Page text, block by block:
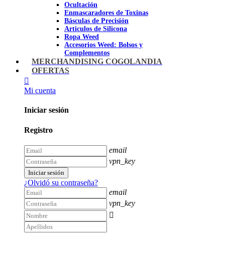
Imagen
Ocultación
Enmascaradores de Toxinas
Básculas de Precisión
Articulos de Silicona
Ropa Weed
Accesorios Weed: Bolsos y
Complementos
Cannabuds
Inciensos
MERCHANDISING COGOLANDIA
OFERTAS
Mi cuenta
Iniciar sesión
Registro
email
vpn_key
Iniciar sesión
¿Olvidó su contraseña?
email
vpn_key
